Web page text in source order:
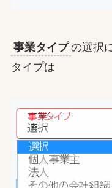
事業タイプ の選択
タイプは